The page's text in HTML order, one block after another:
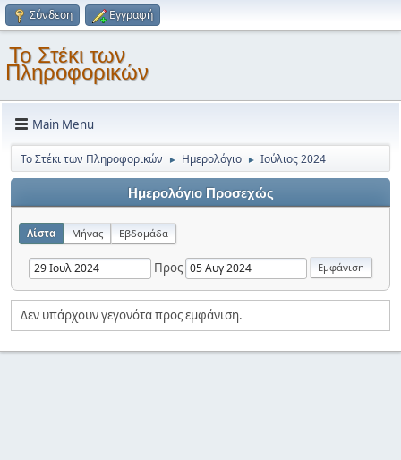
Σύνδεση Εγγραφή
Το Στέκι των
Πληροφορικών
Main Menu
Το Στέκι των Πληροφορικών ► Ημερολόγιο ► Ιούλιος 2024
Ημερολόγιο Προσεχώς
Λίστα Μήνας Εβδομάδα
Προς
Δεν υπάρχουν γεγονότα προς εμφάνιση.